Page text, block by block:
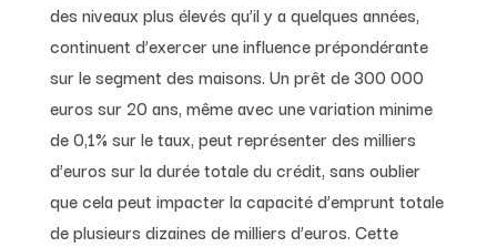
des niveaux plus élevés qu’il y a quelques années,
continuent d’exercer une influence prépondérante
sur le segment des maisons. Un prêt de 300 000
euros sur 20 ans, même avec une variation minime
de 0,1% sur le taux, peut représenter des milliers
d’euros sur la durée totale du crédit, sans oublier
que cela peut impacter la capacité d’emprunt totale
de plusieurs dizaines de milliers d’euros. Cette